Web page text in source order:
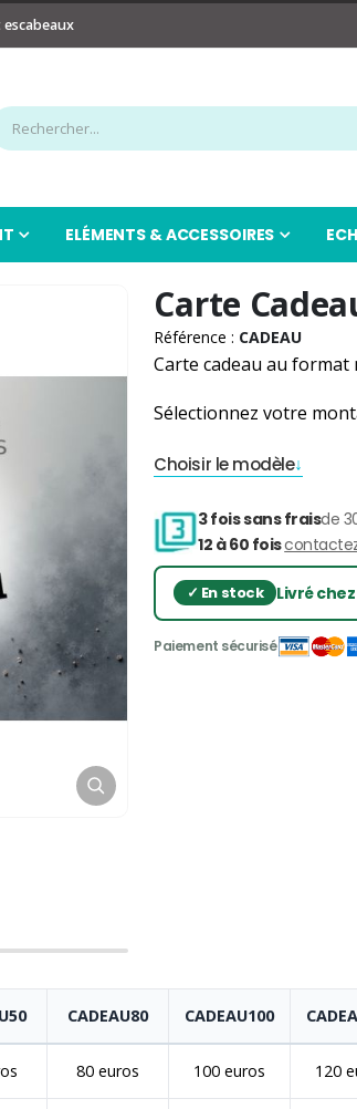
ELÉMENTS & ACCESSOIRES
Carte
Référence : CADEAU
Carte cadeau au format
Sélectionnez votre
Choisir le modèle
3 fois sans fraisde
12 à 60 fois
Livré
CADEAU80 CADEAU100
80 euros 100 euros 120